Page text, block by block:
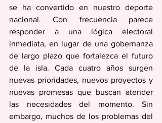
se ha convertido en nuestro deporte
nacional. Con frecuencia parece
responder a una lógica electoral
inmediata, en lugar de una gobernanza
de largo plazo que fortalezca el futuro
de la isla. Cada cuatro años surgen
nuevas prioridades, nuevos proyectos y
nuevas promesas que buscan atender
las necesidades del momento. Sin
embargo, muchos de los problemas del